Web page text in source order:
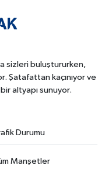
sizleri buluştururken,
Şatafattan kaçınıyor ve
altyapı sunuyor.
Durumu
Manşetler